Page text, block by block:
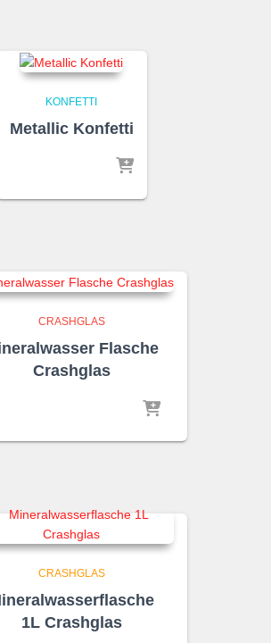
KONFETTI
Metallic Konfetti
CRASHGLAS
Flasche
Crashglas
CRASHGLAS
1L Crashglas